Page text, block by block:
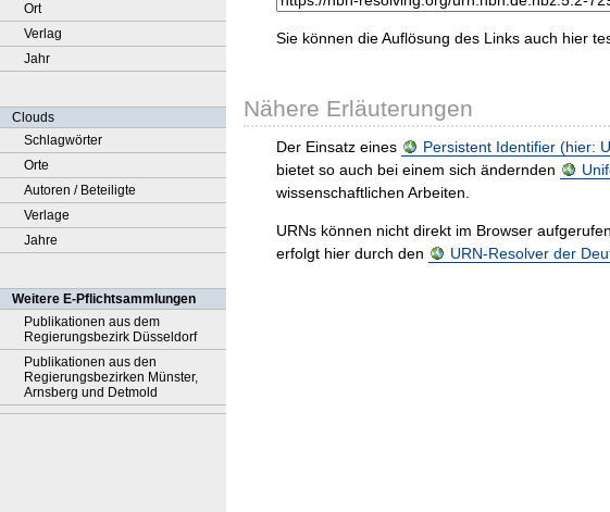
Ort
Verlag
Jahr
Clouds
Schlagwörter
Orte
Autoren / Beteiligte
Verlage
Jahre
Weitere E-Pflichtsammlungen
Publikationen aus dem
Regierungsbezirk Düsseldorf
Publikationen aus den
Regierungsbezirken Münster,
Arnsberg und Detmold
Sie können die Auflösung des Links auch hier
Nähere Erläuterungen
Der Einsatz eines Persistent Identifier (hier:
bietet so auch bei einem sich ändernden
wissenschaftlichen Arbeiten.
URNs können nicht direkt im Browser
erfolgt hier durch den
URN-Resolver der